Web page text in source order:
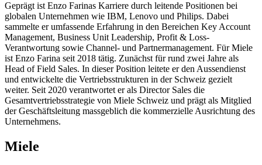
Geprägt ist Enzo Farinas Karriere durch leitende Positionen bei
globalen Unternehmen wie IBM, Lenovo und Philips. Dabei
sammelte er umfassende Erfahrung in den Bereichen Key Account
Management, Business Unit Leadership, Profit & Loss-
Verantwortung sowie Channel- und Partnermanagement. Für Miele
ist Enzo Farina seit 2018 tätig. Zunächst für rund zwei Jahre als
Head of Field Sales. In dieser Position leitete er den Aussendienst
und entwickelte die Vertriebsstrukturen in der Schweiz gezielt
weiter. Seit 2020 verantwortet er als Director Sales die
Gesamtvertriebsstrategie von Miele Schweiz und prägt als Mitglied
der Geschäftsleitung massgeblich die kommerzielle Ausrichtung des
Unternehmens.
Miele